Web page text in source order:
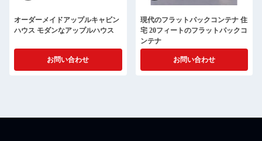
オーダーメイドアップルキャビン
ハウス モダンなアップルハウス
お問い合わせ
現代のフラットパックコンテナ 住
宅 20フィートのフラットパックコ
ンテナ
お問い合わせ